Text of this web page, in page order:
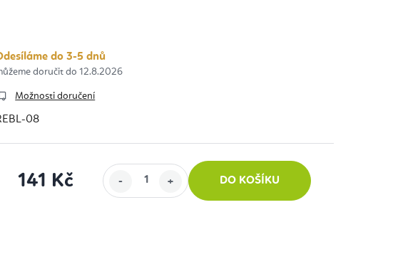
do 3-5 dnů
12.8.2026
Možnosti doručení
08
141 Kč DO KOŠÍKU